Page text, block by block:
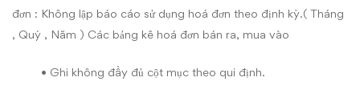
đơn : Không lập báo cáo sử dụng hoá đơn theo định kỳ.( Tháng
, Quý , Năm ) Các bảng kê hoá đơn bán ra, mua vào
• Ghi không đầy đủ cột mục theo qui định.